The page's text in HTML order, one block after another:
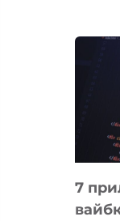
7